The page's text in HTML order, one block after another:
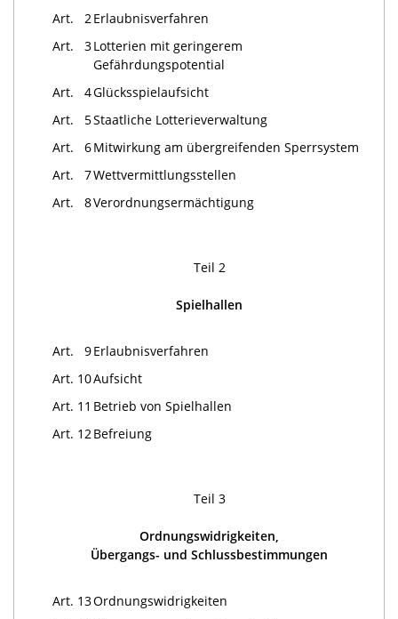
Art. 2 Erlaubnisverfahren
Art. 3Lotterien mit geringerem
Gefährdungspotential
Art. 4Glücksspielaufsicht
Art. 5Staatliche Lotterieverwaltung
Art. 6Mitwirkung am übergreifenden Sperrsystem
Art. 7Wettvermittlungsstellen
Art. 8Verordnungsermächtigung
Teil 2
Spielhallen
Art. 9Erlaubnisverfahren
Art. 10Aufsicht
Art. 11 Betrieb von Spielhallen
Art. 12 Befreiung
Teil 3
Ordnungswidrigkeiten,
Übergangs- und Schlussbestimmungen
Art. 13Ordnungswidrigkeiten